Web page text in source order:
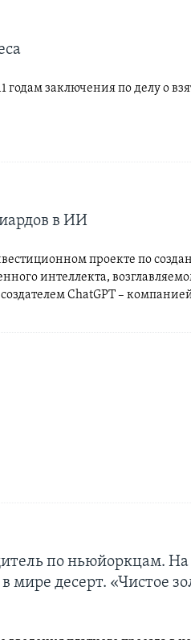
заключения по делу о
в ИИ
проекте по
интеллекта,
ChatGPT –
по ньюйоркцам. На
десерт. «Чистое